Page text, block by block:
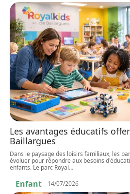
Les avantages éducatifs
Baillargues
Dans le paysage des loisirs familiaux, les
évoluer pour répondre aux besoins
enfants. Le parc Royal…
Enfant 14/07/2026